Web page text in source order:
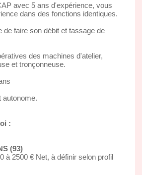
avec 5 ans d'expérience, vous
dans des fonctions identiques.
de faire son débit et tassage de
des machines d'atelier,
et tronçonneuse.
autonome.
:
(93)
à 2500 € Net, à définir selon profil